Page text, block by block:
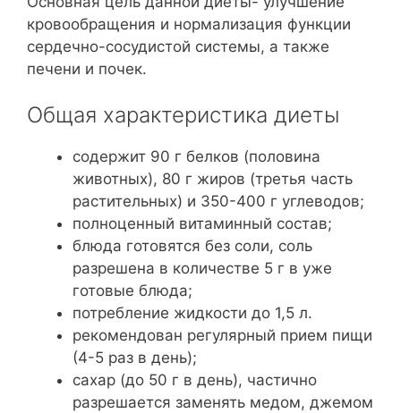
кровообращения и нормализация функции
сердечно-сосудистой системы, а также
печени и почек.
Общая характеристика диеты
содержит 90 г белков (половина
животных), 80 г жиров (третья часть
растительных) и 350-400 г углеводов;
полноценный витаминный состав;
блюда готовятся без соли, соль
разрешена в количестве 5 г в уже
готовые блюда;
потребление жидкости до 1,5 л.
рекомендован регулярный прием пищи
(4-5 раз в день);
сахар (до 50 г в день), частично
разрешается заменять медом, джемом